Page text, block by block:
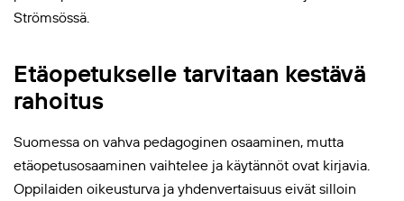
Strömsössä.
Etäopetukselle tarvitaan kestävä
rahoitus
Suomessa on vahva pedagoginen osaaminen, mutta
etäopetusosaaminen vaihtelee ja käytännöt ovat kirjavia.
Oppilaiden oikeusturva ja yhdenvertaisuus eivät silloin